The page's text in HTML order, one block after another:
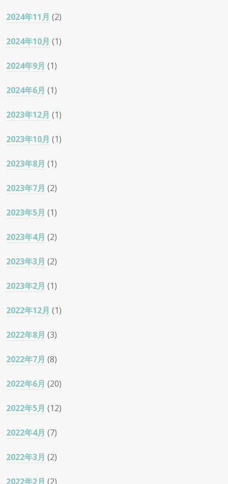
2024年11月 (2)
2024年10月 (1)
2024年9月 (1)
2024年6月 (1)
2023年12月 (1)
2023年10月 (1)
2023年8月 (1)
2023年7月 (2)
2023年5月 (1)
2023年4月 (2)
2023年3月 (2)
2023年2月 (1)
2022年12月 (1)
2022年8月 (3)
2022年7月 (8)
2022年6月 (20)
2022年5月 (12)
2022年4月 (7)
2022年3月 (2)
2022年2月 (2)